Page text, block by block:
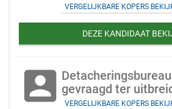
VERGELIJKBARE KOPERS
DEZE KANDIDAAT
account_box gevraagd ter
VERGELIJKBARE KOPERS